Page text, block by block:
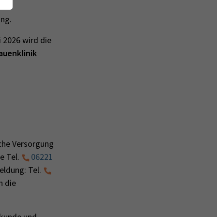
2026 wird die
Versorgung
Tel.
06221
Tel.
die